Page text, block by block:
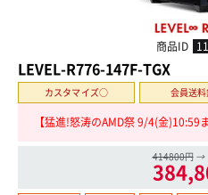
商品ID
LEVEL-R776-147F-TGX
カスタマイズ○ 会員送
【猛進!怒涛のAMD祭 9/4(金
414800円 →